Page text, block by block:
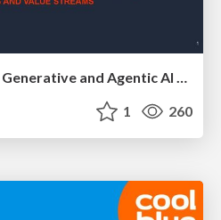
How People are Using Generative and Agentic AI to Supercharge Their Products, Projects, Services and Value Streams Today
1 260